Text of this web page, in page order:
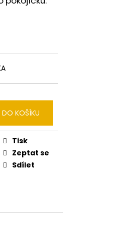
DO KOŠÍKU
Tisk
Zeptat se
Sdílet